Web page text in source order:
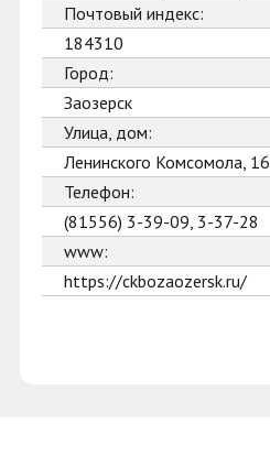
Почтовый индекс:
184310
Город:
Заозерск
Улица, дом:
Ленинского Комсомола, 16
Телефон:
(81556) 3-39-09, 3-37-28
www:
https://ckbozaozersk.ru/